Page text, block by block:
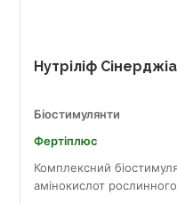
Нутріліф
Біостимулянти
Фертіплюс
Комплексний
амінокислот